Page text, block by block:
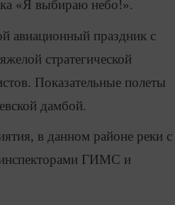
«Я выбираю небо!».
авиационный праздник с
стратегической
Показательные полеты
дамбой.
в данном районе реки с
инспекторами ГИМС и